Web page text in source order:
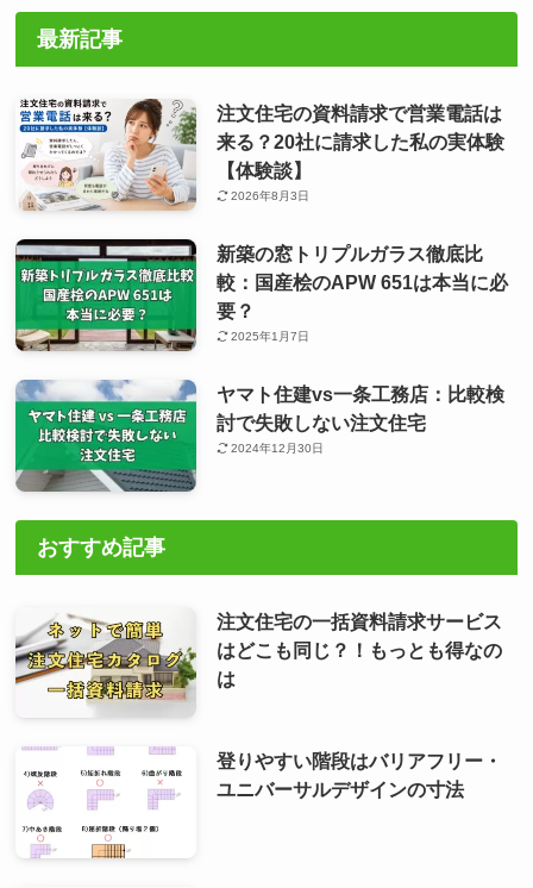
最新記事
注文住宅の資料請求で営業電話は
来る？20社に請求した私の実体験
【体験談】
2026年8月3日
新築の窓トリプルガラス徹底比
較：国産桧のAPW 651は本当に必
要？
2025年1月7日
ヤマト住建vs一条工務店：比較検
討で失敗しない注文住宅
2024年12月30日
おすすめ記事
注文住宅の一括資料請求サービス
はどこも同じ？！もっとも得なの
は
登りやすい階段はバリアフリー・
ユニバーサルデザインの寸法